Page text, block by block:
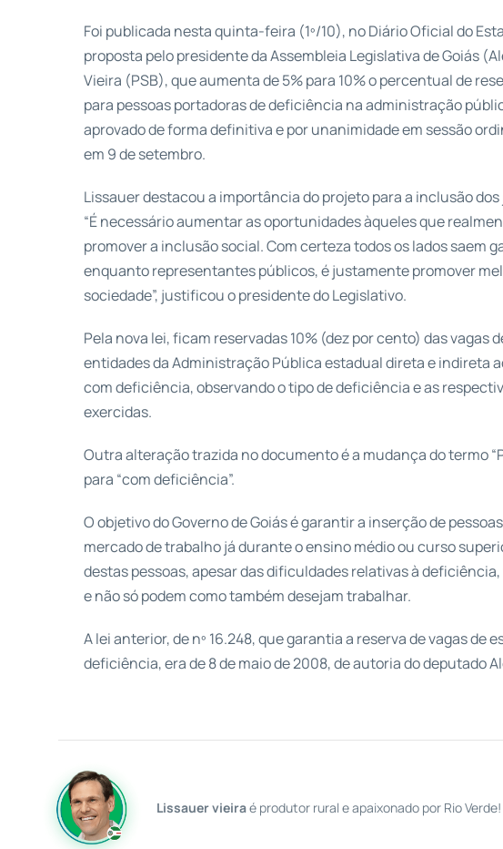
Foi publicada nesta quinta-feira (1º/10), no Diário Oficial do
proposta pelo presidente da Assembleia Legislativa de Goiás
Vieira (PSB), que aumenta de 5% para 10% o percentual de
para pessoas portadoras de deficiência na administração
aprovado de forma definitiva e por unanimidade em sessão
em 9 de setembro.
Lissauer destacou a importância do projeto para a inclusão
“É necessário aumentar as oportunidades àqueles que
promover a inclusão social. Com certeza todos os lados saem
enquanto representantes públicos, é justamente promover
sociedade”, justificou o presidente do Legislativo.
Pela nova lei, ficam reservadas 10% (dez por cento) das vagas
entidades da Administração Pública estadual direta e indireta
com deficiência, observando o tipo de deficiência e as
exercidas.
Outra alteração trazida no documento é a mudança do termo
para “com deficiência”.
O objetivo do Governo de Goiás é garantir a inserção de
mercado de trabalho já durante o ensino médio ou curso
destas pessoas, apesar das dificuldades relativas à
e não só podem como também desejam trabalhar.
A lei anterior, de nº 16.248, que garantia a reserva de vagas de
deficiência, era de 8 de maio de 2008, de autoria do deputado
Lissauer vieiraé produtor rural e apaixonado por Rio Verde!